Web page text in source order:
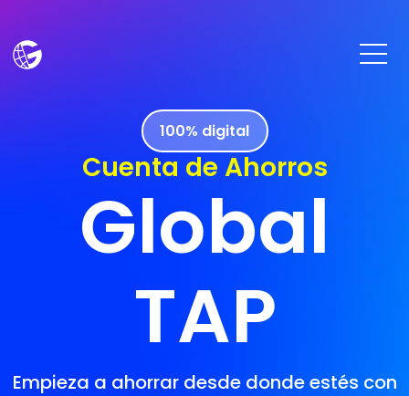
Image
100% digital
Cuenta de Ahorros
Global
TAP
Empieza a ahorrar desde donde estés con